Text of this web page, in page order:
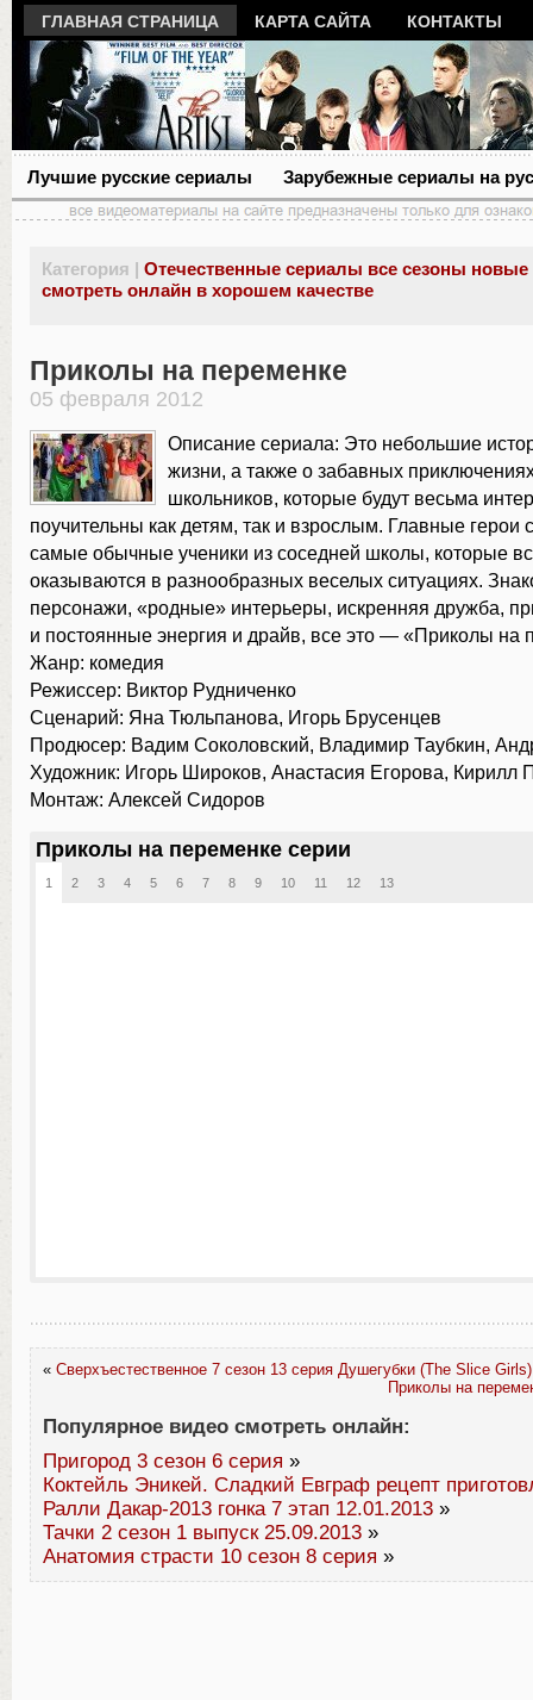
ГЛАВНАЯ СТРАНИЦА КАРТА САЙТА КОНТАКТЫ
Лучшие русские сериалы Зарубежные сериалы на
Категория | Отечественные сериалы все сезоны
смотреть онлайн в хорошем качестве
Приколы на переменке
05 февраля 2012
Описание сериала: Это небольшие
жизни, а также о забавных
школьников, которые будут весьма
поучительны как детям, так и взрослым. Главные
самые обычные ученики из соседней школы, которые
оказываются в разнообразных веселых ситуациях.
персонажи, «родные» интерьеры, искренняя дружба,
и постоянные энергия и драйв, все это — «Приколы на
Жанр: комедия
Режиссер: Виктор Рудниченко
Сценарий: Яна Тюльпанова, Игорь Брусенцев
Продюсер: Вадим Соколовский, Владимир Таубкин,
Художник: Игорь Широков, Анастасия Егорова, Кирилл
Монтаж: Алексей Сидоров
Приколы на переменке серии
1 2 3 4 5 6 7 8 9 10 11 12 13
« Сверхъестественное 7 сезон 13 серия Душегубки (The Slice Girls)
Приколы на
Популярное видео смотреть онлайн:
Пригород 3 сезон 6 серия »
Коктейль Эникей. Сладкий Евграф рецепт
Ралли Дакар-2013 гонка 7 этап 12.01.2013 »
Тачки 2 сезон 1 выпуск 25.09.2013 »
Анатомия страсти 10 сезон 8 серия »